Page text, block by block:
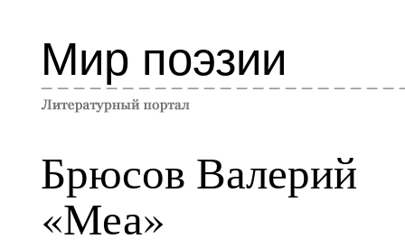
Мир поэзии
Брюсов Валерий
«Меа»